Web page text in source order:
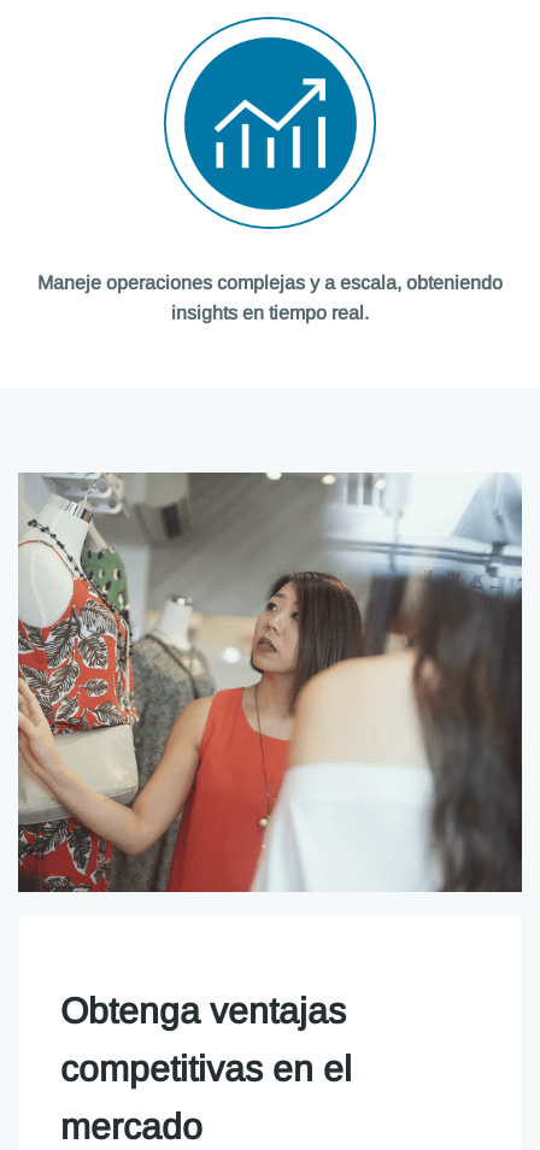
Maneje operaciones complejas y a escala, obteniendo
insights en tiempo real.
Obtenga ventajas
competitivas en el
mercado